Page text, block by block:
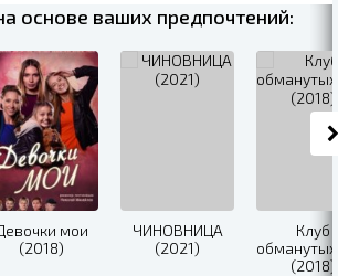
основе ваших предпочтений:
мои
(2018)
ЧИНОВНИЦА
(2021)
Клуб
(2018)